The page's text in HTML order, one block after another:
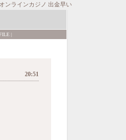
オンラインカジノ 出金早い
|
20:51